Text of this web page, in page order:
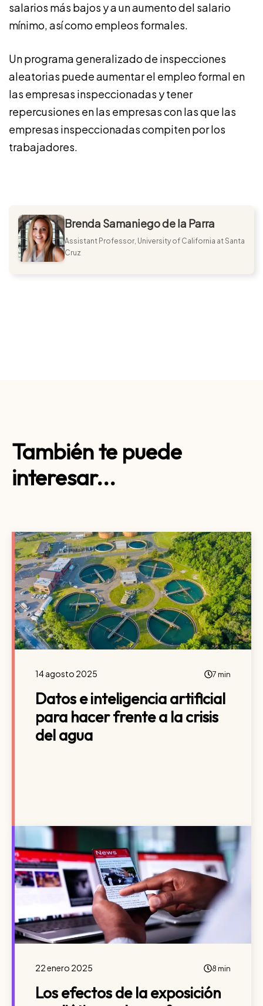
salarios más bajos y a un aumento del salario
mínimo, así como empleos formales.
Un programa generalizado de inspecciones
aleatorias puede aumentar el empleo formal en
las empresas inspeccionadas y tener
repercusiones en las empresas con las que las
empresas inspeccionadas compiten por los
trabajadores.
Brenda Samaniego de la Parra
Assistant Professor, University of California at Santa
Cruz
También te puede
interesar...
14 agosto 2025 7 min
Datos e inteligencia artificial
para hacer frente a la crisis
del agua
22 enero 2025 8 min
Los efectos de la exposición